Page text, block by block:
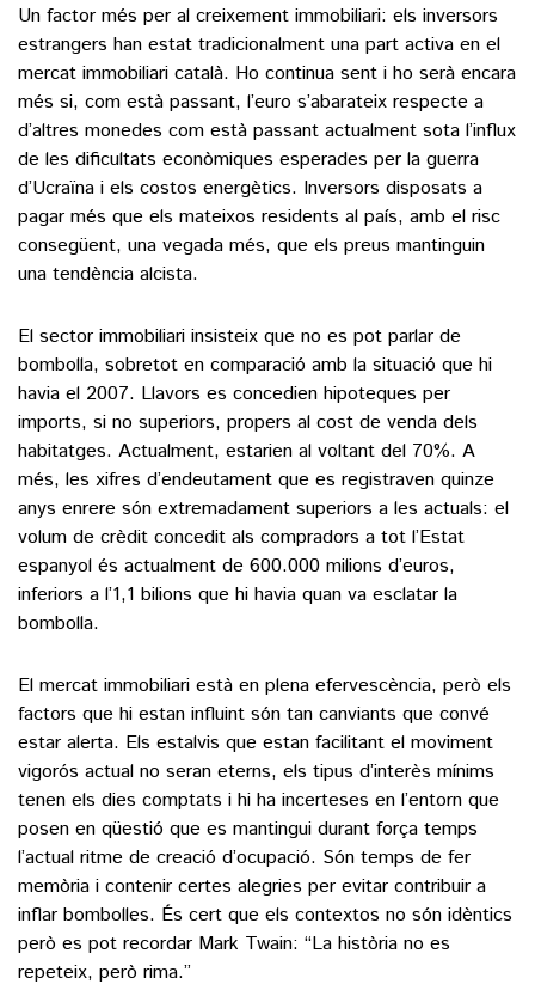
Un factor més per al creixement immobiliari: els inversors
estrangers han estat tradicionalment una part activa en el
mercat immobiliari català. Ho continua sent i ho serà encara
més si, com està passant, l’euro s’abarateix respecte a
d’altres monedes com està passant actualment sota l’influx
de les dificultats econòmiques esperades per la guerra
d’Ucraïna i els costos energètics. Inversors disposats a
pagar més que els mateixos residents al país, amb el risc
consegüent, una vegada més, que els preus mantinguin
una tendència alcista.
El sector immobiliari insisteix que no es pot parlar de
bombolla, sobretot en comparació amb la situació que hi
havia el 2007. Llavors es concedien hipoteques per
imports, si no superiors, propers al cost de venda dels
habitatges. Actualment, estarien al voltant del 70%. A
més, les xifres d’endeutament que es registraven quinze
anys enrere són extremadament superiors a les actuals: el
volum de crèdit concedit als compradors a tot l’Estat
espanyol és actualment de 600.000 milions d’euros,
inferiors a l’1,1 bilions que hi havia quan va esclatar la
bombolla.
El mercat immobiliari està en plena efervescència, però els
factors que hi estan influint són tan canviants que convé
estar alerta. Els estalvis que estan facilitant el moviment
vigorós actual no seran eterns, els tipus d’interès mínims
tenen els dies comptats i hi ha incerteses en l’entorn que
posen en qüestió que es mantingui durant força temps
l’actual ritme de creació d’ocupació. Són temps de fer
memòria i contenir certes alegries per evitar contribuir a
inflar bombolles. És cert que els contextos no són idèntics
però es pot recordar Mark Twain: “La història no es
repeteix, però rima.”